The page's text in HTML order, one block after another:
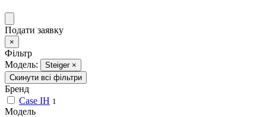
Подати заявку
×
Фільтр
Модель:
Steiger ×
Скинути всі фільтри
Бренд
Case IH 1
Модель